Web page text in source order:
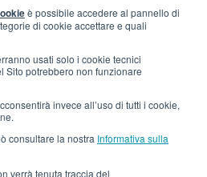
è possibile accedere al pannello di
di cookie accettare e quali
usati solo i cookie tecnici
Sito potrebbero non funzionare
invece all’uso di tutti i cookie,
consultare la nostra Informativa sulla
verrà tenuta traccia del